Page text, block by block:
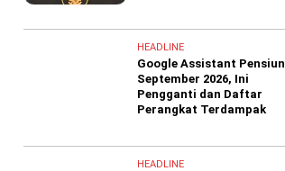
HEADLINE
Google Assistant Pensiun
September 2026, Ini
Pengganti dan Daftar
Perangkat Terdampak
HEADLINE